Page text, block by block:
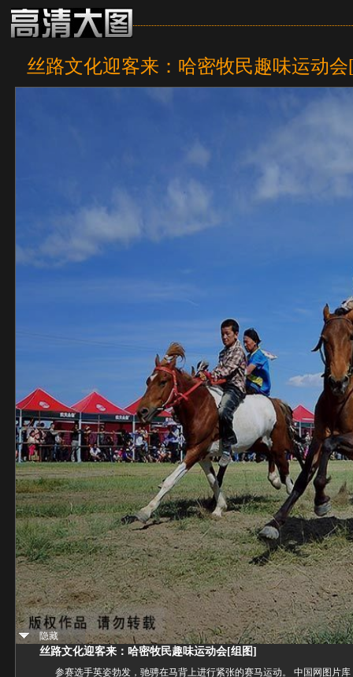
丝路文化迎客来：哈密牧民趣味运动
隐藏
丝路文化迎客来：哈密牧民趣味运动会[组图]
参赛选手英姿勃发，驰骋在马背上进行紧张的赛马运动。 中国网图片库